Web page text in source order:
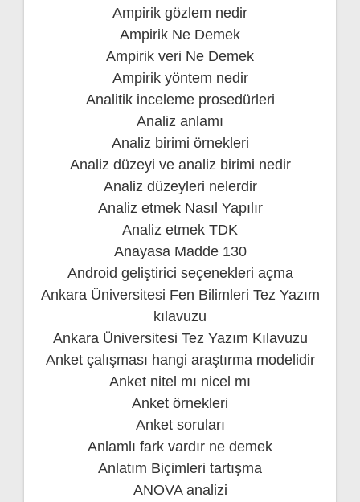
Ampirik gözlem nedir
Ampirik Ne Demek
Ampirik veri Ne Demek
Ampirik yöntem nedir
Analitik inceleme prosedürleri
Analiz anlamı
Analiz birimi örnekleri
Analiz düzeyi ve analiz birimi nedir
Analiz düzeyleri nelerdir
Analiz etmek Nasıl Yapılır
Analiz etmek TDK
Anayasa Madde 130
Android geliştirici seçenekleri açma
Ankara Üniversitesi Fen Bilimleri Tez Yazım
kılavuzu
Ankara Üniversitesi Tez Yazım Kılavuzu
Anket çalışması hangi araştırma modelidir
Anket nitel mı nicel mı
Anket örnekleri
Anket soruları
Anlamlı fark vardır ne demek
Anlatım Biçimleri tartışma
ANOVA analizi